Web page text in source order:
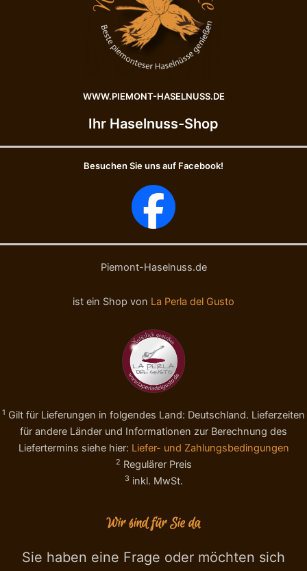
WWW.PIEMONT-HASELNUSS.DE
Ihr Haselnuss-Shop
Besuchen Sie uns auf Facebook!
Piemont-Haselnuss.de
ist ein Shop von La Perla del Gusto
1 Gilt für Lieferungen in folgendes Land: Deutschland. Lieferzeiten
für andere Länder und Informationen zur Berechnung des
Liefertermins siehe hier: Liefer- und Zahlungsbedingungen
2 Regulärer Preis
3 inkl. MwSt.
Wir sind für Sie da
Sie haben eine Frage oder möchten sich